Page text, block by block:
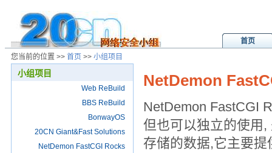
首页
您当前的位置 >> 首页 >> 小组项目
小组项目
Web ReBuild
BBS ReBuild
BonwayOS
20CN Giant&Fast Solutions
NetDemon FastCGI Rocks
NetDemon
NetDemon FastCGI
但也可以独立的使用
存储的数据,它主要